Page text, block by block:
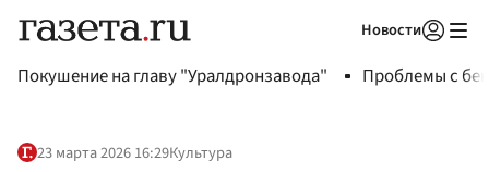
Новости
Покушение на главу "Уралдронзавода" Проблемы с
23 марта 2026 16:29Культура